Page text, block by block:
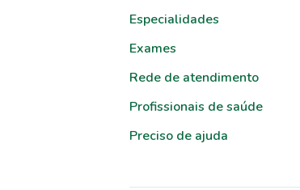
Especialidades
Exames
Rede de atendimento
Profissionais de saúde
Preciso de ajuda